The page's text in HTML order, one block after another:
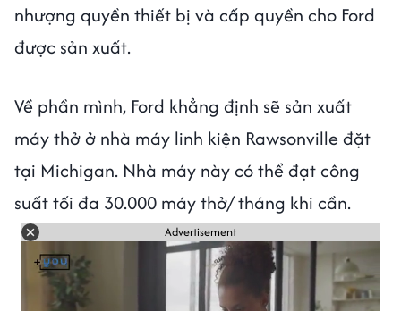
nhượng quyền thiết bị và cấp quyền cho Ford
được sản xuất.
Về phần mình, Ford khẳng định sẽ sản xuất
máy thở ở nhà máy linh kiện Rawsonville đặt
tại Michigan. Nhà máy này có thể đạt công
suất tối đa 30.000 máy thở/ tháng khi cần.
Advertisement